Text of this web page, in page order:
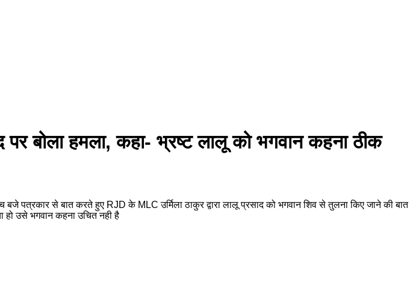
बोला हमला, कहा- भ्रष्ट लालू को भगवान कहना ठीक
से बात करते हुए RJD के MLC उर्मिला ठाकुर द्वारा लालू प्रसाद को भगवान शिव से तुलना किए जाने की बात
हो उसे भगवान कहना उचित नही है